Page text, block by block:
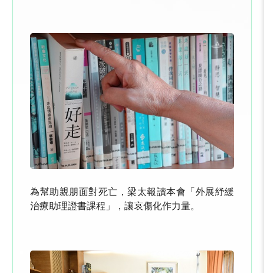
為幫助親朋面對死亡，梁太報讀本會「外展紓緩
治療助理證書課程」，讓哀傷化作力量。